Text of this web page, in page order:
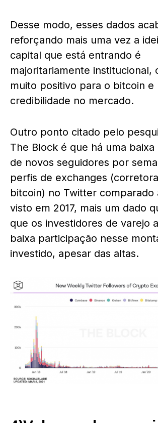
Desse modo, esses dados
reforçando mais uma vez a
capital que está entrando é
majoritariamente institucional,
muito positivo para o bitcoin e
credibilidade no mercado.
Outro ponto citado pelo
The Block é que há uma
de novos seguidores por
perfis de exchanges
bitcoin) no Twitter comparado
visto em 2017, mais um dado
que os investidores de varejo
baixa participação nesse
investido, apesar das altas.